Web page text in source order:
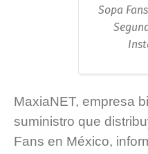
Sopa
MaxiaNET, empresa
suministro que
Fans en México,